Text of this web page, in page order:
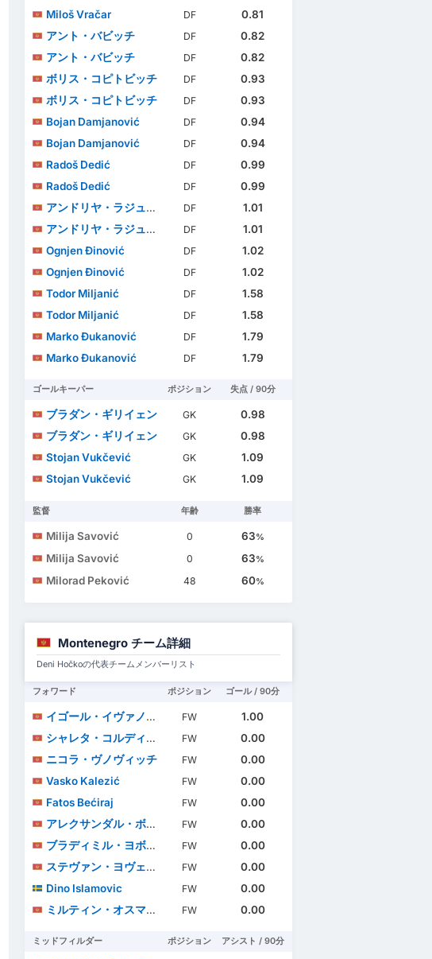
Miloš Vračar
DF
0.81
アント・バビッチ
DF
0.82
アント・バビッチ
DF
0.82
ボリス・コピトビッチ
DF
0.93
ボリス・コピトビッチ
DF
0.93
Bojan Damjanović
DF
0.94
Bojan Damjanović
DF
0.94
Radoš Dedić
DF
0.99
Radoš Dedić
DF
0.99
アンドリヤ・ラジュナトヴィッチ
DF
1.01
アンドリヤ・ラジュナトヴィッチ
DF
1.01
Ognjen Đinović
DF
1.02
Ognjen Đinović
DF
1.02
Todor Miljanić
DF
1.58
Todor Miljanić
DF
1.58
Marko Đukanović
DF
1.79
Marko Đukanović
DF 1.79
ゴールキーパー ポジション 失点 / 90分
ブラダン・ギリイェン GK
0.98
ブラダン・ギリイェン
GK
0.98
Stojan Vukčević
GK
1.09
Stojan Vukčević
GK 1.09
監督 年齢 勝率
Milija Savović 0 63%
Milija Savović 0 63%
Milorad Peković 48 60%
Montenegro チーム詳細
Deni Hočkoの代表チームメンバーリスト
フォワード ポジション ゴール / 90分
イゴール・イヴァノヴィッチ FW
1.00
シャレタ・コルディッチ
FW
0.00
ニコラ・ヴノヴィッチ
FW
0.00
Vasko Kalezić
FW
0.00
Fatos Bećiraj
FW
0.00
アレクサンダル・ボリェヴィッチ
FW
0.00
ブラディミル・ヨボビッチ
FW
0.00
ステヴァン・ヨヴェティッチ
FW
0.00
Dino Islamovic
FW
0.00
ミルティン・オスマジッチ
FW 0.00
ミッドフィルダー ポジション アシスト / 90分